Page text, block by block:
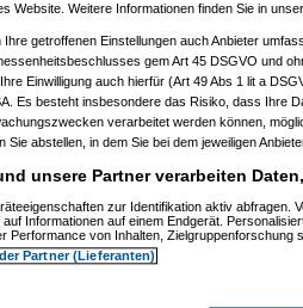
lg
Gott
Dieser Beitrag wurde aus 100%
Elektronen erzeugt.
Website. Weitere Informationen finden Sie in
Ihre getroffenen Einstellungen auch Anbieter
gem Art 45 DSGVO und
Einwilligung auch hierfür (Art 49 Abs 1 lit a
Es besteht insbesondere das Risiko, dass Ihre
verarbeitet werden können,
Sie abstellen, in dem Sie bei dem jeweiligen
unsere Partner verarbeiten
zur Identifikation aktiv abfragen.
auf Informationen auf einem Endgerät.
Performance von Inhalten, Zielgruppenforschung
Partner (Lieferanten)